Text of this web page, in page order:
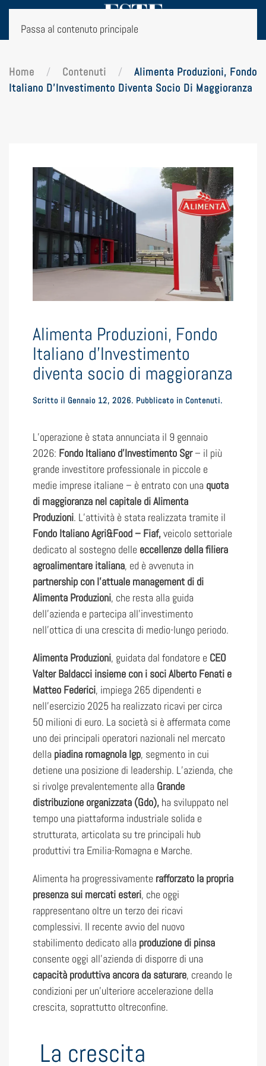
Passa al contenuto principale
Home Contenuti
Alimenta Produzioni, Fondo
Italiano D’Investimento Diventa Socio Di Maggioranza
Alimenta Produzioni, Fondo
Italiano d’Investimento
diventa socio di maggioranza
Scritto il Gennaio 12, 2026. Pubblicato in Contenuti.
L’operazione è stata annunciata il 9 gennaio
2026: Fondo Italiano d’Investimento Sgr– il più
grande investitore professionale in piccole e
medie imprese italiane – è entrato con una quota
di maggioranza nel capitale di Alimenta
Produzioni. L’attività è stata realizzata tramite il
Fondo Italiano Agri&Food – Fiaf,veicolo settoriale
dedicato al sostegno delle eccellenze della filiera
agroalimentare italiana, ed è avvenuta in
partnership con l’attuale management di di
Alimenta Produzioni, che resta alla guida
dell’azienda e partecipa all’investimento
nell’ottica di una crescita di medio-lungo periodo.
Alimenta Produzioni, guidata dal fondatore e CEO
Valter Baldacci insieme con i soci Alberto Fenati e
Matteo Federici, impiega 265 dipendenti e
nell’esercizio 2025 ha realizzato ricavi per circa
50 milioni di euro. La società si è affermata come
uno dei principali operatori nazionali nel mercato
della piadina romagnola Igp, segmento in cui
detiene una posizione di leadership. L’azienda, che
si rivolge prevalentemente alla Grande
distribuzione organizzata (Gdo), ha sviluppato nel
tempo una piattaforma industriale solida e
strutturata, articolata su tre principali hub
produttivi tra Emilia-Romagna e Marche.
Alimenta ha progressivamente rafforzato la propria
presenza sui mercati esteri, che oggi
rappresentano oltre un terzo dei ricavi
complessivi. Il recente avvio del nuovo
stabilimento dedicato alla produzione di pinsa
consente oggi all’azienda di disporre di una
capacità produttiva ancora da saturare, creando le
condizioni per un’ulteriore accelerazione della
crescita, soprattutto oltreconfine.
La crescita